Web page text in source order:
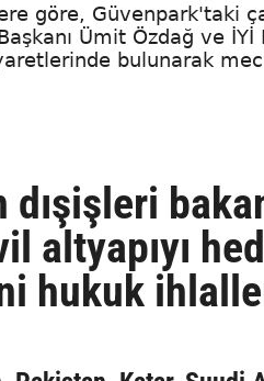
göre, Güvenpark'taki
Ümit Özdağ ve İYİ
bulunarak
altyapıyı
hukuk